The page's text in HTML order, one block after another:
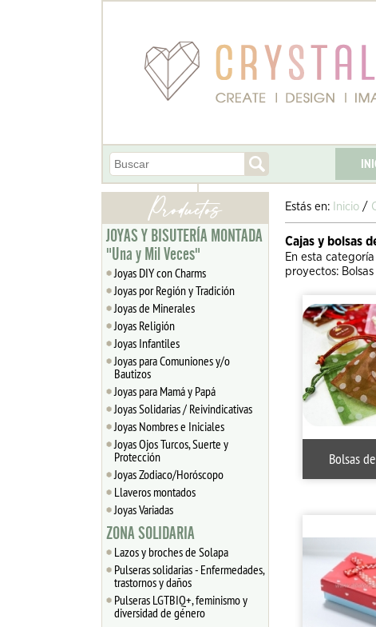
JOYAS Y BISUTERÍA MONTADA
"Una y Mil Veces"
Joyas DIY con Charms
Joyas por Región y Tradición
Joyas de Minerales
Joyas Religión
Joyas Infantiles
Joyas para Comuniones y/o
Bautizos
Joyas para Mamá y Papá
Joyas Solidarias / Reivindicativas
Joyas Nombres e Iniciales
Joyas Ojos Turcos, Suerte y
Protección
Joyas Zodiaco/Horóscopo
Llaveros montados
Joyas Variadas
ZONA SOLIDARIA
Lazos y broches de Solapa
Pulseras solidarias - Enfermedades,
trastornos y daños
Pulseras LGTBIQ+, feminismo y
diversidad de género
Estás en: Inicio /
Cajas y bolsas
En esta
proyectos:
Bolsas